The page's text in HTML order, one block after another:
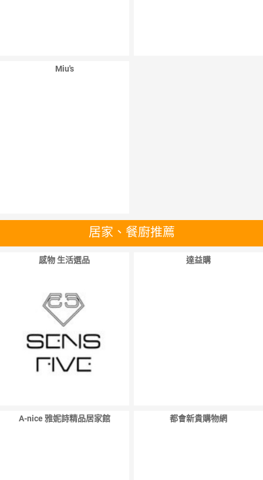
Miu's
居家、餐廚推薦
感物 生活選品 達益購
A-nice 雅妮詩精品居家館 都會新貴購物網